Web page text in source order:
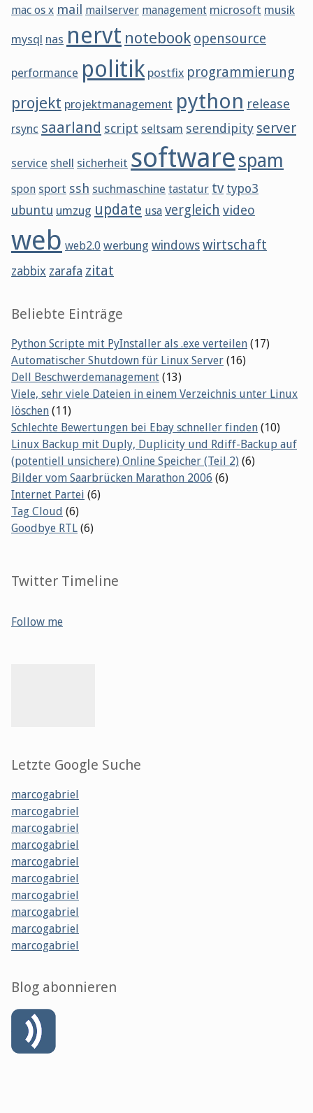
mac os x mail mailserver management microsoft musik
mysql nas nervt notebook opensource
performance politik postfix programmierung
projekt projektmanagement python release
rsync saarland script seltsam serendipity server
service shell sicherheit softwarespam
spon sport ssh suchmaschine tastatur tv typo3
ubuntu umzug update usa vergleich video
web web2.0 werbung windows wirtschaft
zabbix zarafa zitat
Beliebte Einträge
Python Scripte mit PyInstaller als .exe verteilen (17)
Automatischer Shutdown für Linux Server (16)
Dell Beschwerdemanagement (13)
Viele, sehr viele Dateien in einem Verzeichnis unter Linux
löschen (11)
Schlechte Bewertungen bei Ebay schneller finden (10)
Linux Backup mit Duply, Duplicity und Rdiff-Backup auf
(potentiell unsichere) Online Speicher (Teil 2) (6)
Bilder vom Saarbrücken Marathon 2006 (6)
Internet Partei (6)
Tag Cloud (6)
Goodbye RTL (6)
Twitter Timeline
Follow me
Letzte Google Suche
marcogabriel
marcogabriel
marcogabriel
marcogabriel
marcogabriel
marcogabriel
marcogabriel
marcogabriel
marcogabriel
marcogabriel
Blog abonnieren